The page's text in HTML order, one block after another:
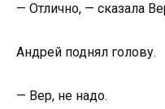
— Отлично, — сказала
Андрей поднял голову.
— Вер, не надо.